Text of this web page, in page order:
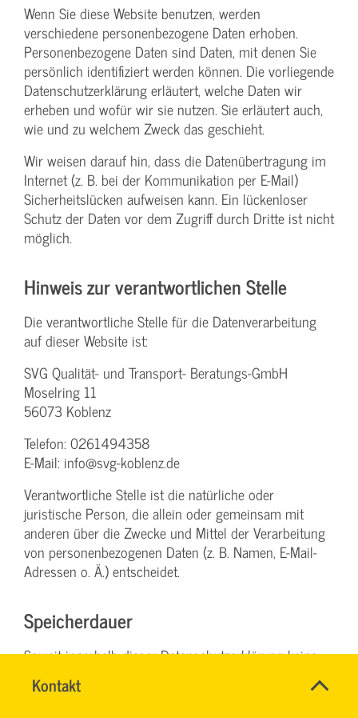
Kontakt
TEAM
Name*
Wenn Sie diese Website benutzen, werden
verschiedene personenbezogene Daten erhoben.
Personenbezogene Daten sind Daten, mit denen Sie
persönlich identifiziert werden können. Die vorliegende
Datenschutzerklärung erläutert, welche Daten wir
erheben und wofür wir sie nutzen. Sie erläutert auch,
wie und zu welchem Zweck das geschieht.
Wir weisen darauf hin, dass die Datenübertragung im
Internet (z. B. bei der Kommunikation per E-Mail)
Sicherheitslücken aufweisen kann. Ein lückenloser
Schutz der Daten vor dem Zugriff durch Dritte ist nicht
möglich.
Hinweis zur verantwortlichen Stelle
Die verantwortliche Stelle für die Datenverarbeitung
auf dieser Website ist:
SVG Qualität- und Transport- Beratungs-GmbH
Moselring 11
56073 Koblenz
Telefon: 0261494358
E-Mail: info@svg-koblenz.de
Verantwortliche Stelle ist die natürliche oder
juristische Person, die allein oder gemeinsam mit
anderen über die Zwecke und Mittel der Verarbeitung
von personenbezogenen Daten (z. B. Namen, E-Mail-
Adressen o. Ä.) entscheidet.
Speicherdauer
Soweit innerhalb dieser Datenschutzerklärung keine
speziellere Speicherdauer genannt wurde, verbleiben
Ihre personenbezogenen Daten bei uns, bis der Zweck